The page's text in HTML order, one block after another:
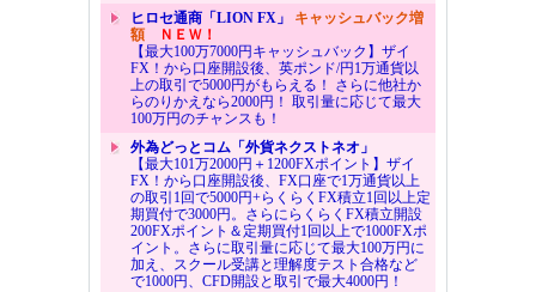
ヒロセ通商「LION FX」 キャッシュバック増
額ＮＥＷ！
【最大100万7000円キャッシュバック】ザイ
FX！から口座開設後、英ポンド/円1万通貨以
上の取引で5000円がもらえる！ さらに他社か
らのりかえなら2000円！ 取引量に応じて最大
100万円のチャンスも！
外為どっとコム「外貨ネクストネオ」
【最大101万2000円＋1200FXポイント】ザイ
FX！から口座開設後、FX口座で1万通貨以上
の取引1回で5000円+らくらくFX積立1回以上定
期買付で3000円。さらにらくらくFX積立開設
200FXポイント＆定期買付1回以上で1000FXポ
イント。さらに取引量に応じて最大100万円に
加え、スクール受講と理解度テスト合格など
で1000円、CFD開設と取引で最大4000円！